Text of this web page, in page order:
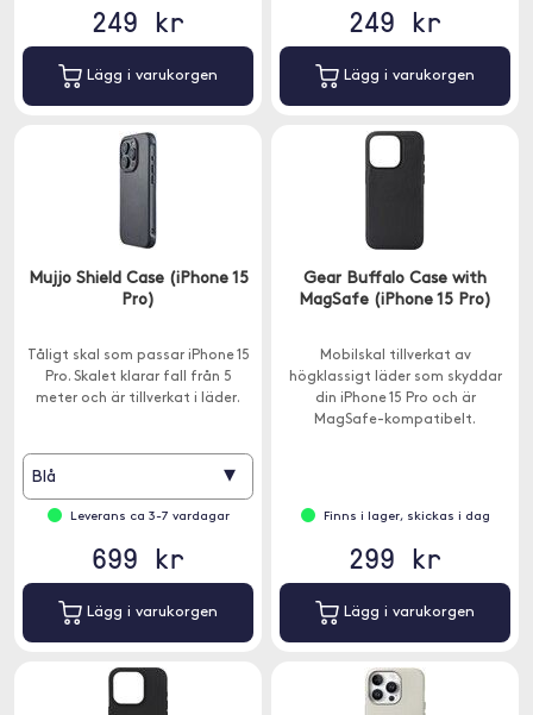
249 kr
Lägg i varukorgen
249 kr
Lägg i varukorgen
Mujjo Shield Case (iPhone 15
Pro)
Tåligt skal som passar iPhone 15
Pro. Skalet klarar fall från 5
meter och är tillverkat i läder.
Blå ▾
Leverans ca 3-7 vardagar
699 kr
Lägg i varukorgen
Gear Buffalo Case with
MagSafe (iPhone 15 Pro)
Mobilskal tillverkat av
högklassigt läder som skyddar
din iPhone 15 Pro och är
MagSafe-kompatibelt.
Finns i lager, skickas i dag
299 kr
Lägg i varukorgen